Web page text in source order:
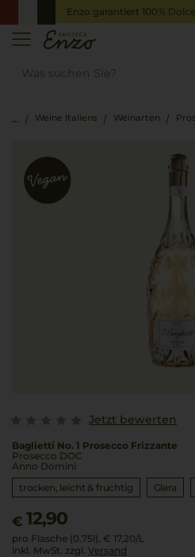
Enzo garantiert 100%
Weine Italiens Weinarten
Jetzt bewerten
Baglietti No. 1 Prosecco Frizzante
Prosecco DOC
Anno Domini
trocken, leicht & fruchtig
Glera
€ 12,90
pro Flasche (0.75l), € 17,20/L
inkl. MwSt. zzgl. Versand